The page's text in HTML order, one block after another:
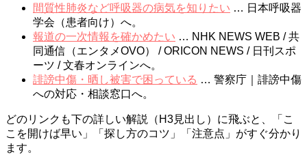
間質性肺炎など呼吸器の病気を知りたい … 日本呼吸器
学会（患者向け）へ。
報道の一次情報を確かめたい … NHK NEWS WEB / 共
同通信（エンタメOVO） / ORICON NEWS / 日刊スポ
ーツ / 文春オンラインへ。
誹謗中傷・晒し被害で困っている … 警察庁｜誹謗中傷
への対応・相談窓口へ。
どのリンクも下の詳しい解説（H3見出し）に飛ぶと、「こ
こを開けば早い」「探し方のコツ」「注意点」がすぐ分かり
ます。